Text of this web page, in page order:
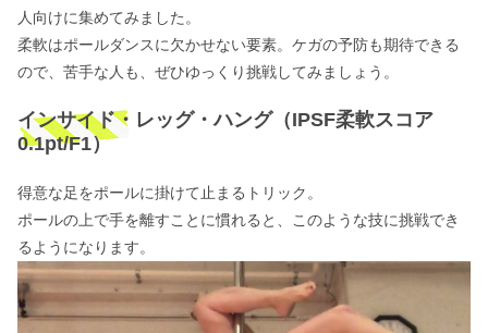
人向けに集めてみました。
柔軟はポールダンスに欠かせない要素。ケガの予防も期待できる
ので、苦手な人も、ぜひゆっくり挑戦してみましょう。
インサイド・レッグ・ハング（IPSF柔軟スコア
0.1pt/F1）
得意な足をポールに掛けて止まるトリック。
ポールの上で手を離すことに慣れると、このような技に挑戦でき
るようになります。